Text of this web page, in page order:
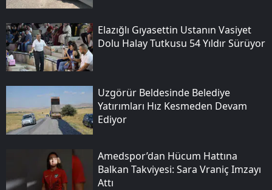
Elazığlı Gıyasettin Ustanın Vasiyet
Dolu Halay Tutkusu 54 Yıldır Sürüyor
Uzgörür Beldesinde Belediye
Yatırımları Hız Kesmeden Devam
Ediyor
Amedspor’dan Hücum Hattına
Balkan Takviyesi: Sara Vraniç Imzayı
Attı